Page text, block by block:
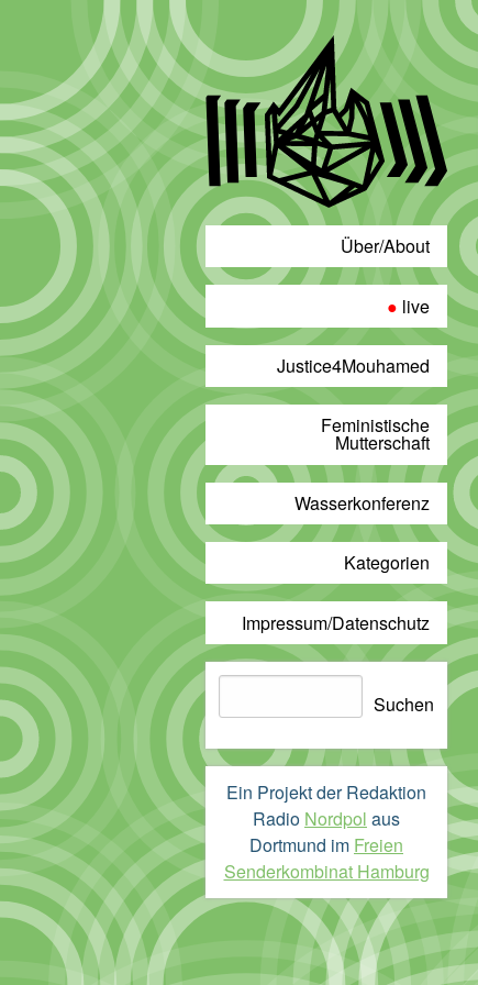
Über/About
live
Justice4Mouhamed
Feministische
Mutterschaft
Wasserkonferenz
Kategorien
Impressum/Datenschutz
Suchen
Ein Projekt der Redaktion
Radio Nordpol aus
Dortmund im Freien
Senderkombinat Hamburg